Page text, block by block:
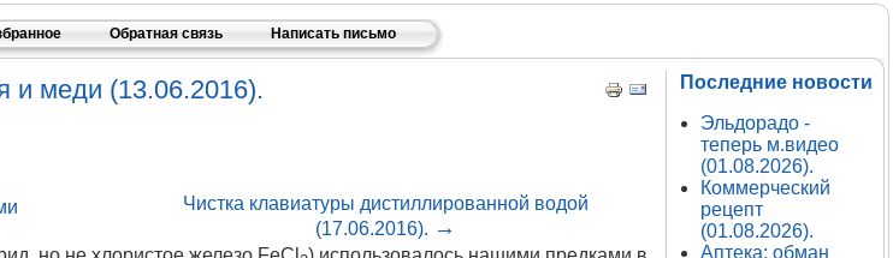
Обратная связь Написать письмо
и меди (13.06.2016).
Чистка клавиатуры дистиллированной водой
(17.06.2016). →
Последние новости
Эльдорадо -
теперь м.видео
(01.08.2026).
Коммерческий
рецепт
(01.08.2026).
Аптека: обман